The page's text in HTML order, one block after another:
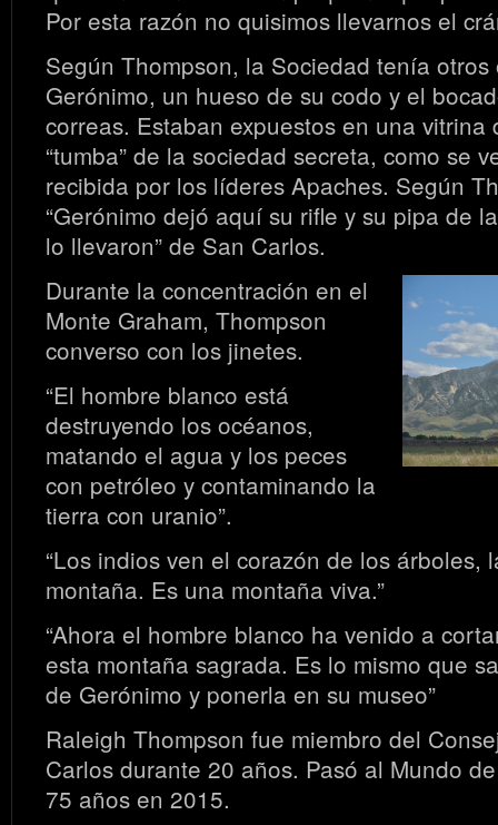
Por esta razón no quisimos llevarnos el
Según Thompson, la Sociedad tenía otros
Gerónimo, un hueso de su codo y el
correas. Estaban expuestos en una vitrina
“tumba” de la sociedad secreta, como se
recibida por los líderes Apaches. Según
“Gerónimo dejó aquí su rifle y su pipa de
lo llevaron” de San Carlos.
Durante la concentración en el
Monte Graham, Thompson
converso con los jinetes.
“El hombre blanco está
destruyendo los océanos,
matando el agua y los peces
con petróleo y contaminando la
tierra con uranio”.
“Los indios ven el corazón de los árboles,
montaña. Es una montaña viva.”
“Ahora el hombre blanco ha venido a
esta montaña sagrada. Es lo mismo que
de Gerónimo y ponerla en su museo”
Raleigh Thompson fue miembro del
Carlos durante 20 años. Pasó al Mundo
75 años en 2015.